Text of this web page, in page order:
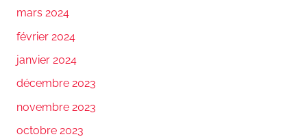
mars 2024
février 2024
janvier 2024
décembre 2023
novembre 2023
octobre 2023